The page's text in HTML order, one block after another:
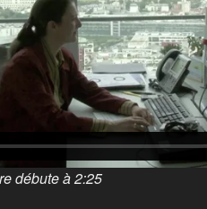
du coeur
débute à 2:25